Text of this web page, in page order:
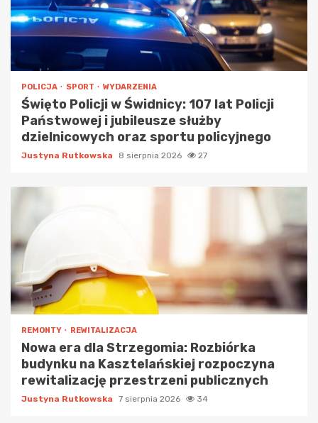
POLICJA SPORT WYDARZENIA
Święto Policji w Świdnicy: 107 lat Policji
Państwowej i jubileusze służby
dzielnicowych oraz sportu policyjnego
Justyna Rutkowska 8 sierpnia 2026 27
REMONTY REWITALIZACJA
Nowa era dla Strzegomia: Rozbiórka
budynku na Kasztelańskiej rozpoczyna
rewitalizację przestrzeni publicznych
Justyna Rutkowska 7 sierpnia 2026 34